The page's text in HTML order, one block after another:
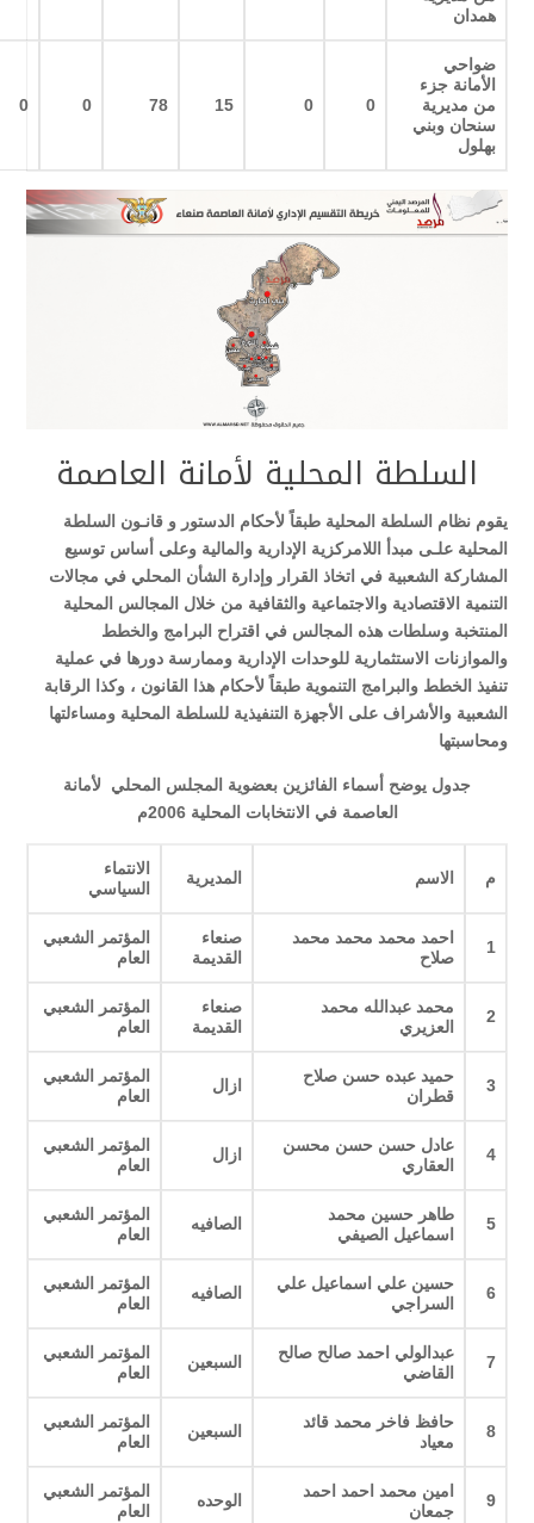
همدان
ضواحي
الأمانة جزء
من مديرية
سنحان وبني
بهلول
0
0
15
78
0
0
السلطة المحلية لأمانة العاصمة
يقوم نظام السلطة المحلية طبقاً لأحكام الدستور و قانـون السلطة
المحلية علـى مبدأ اللامركزية الإدارية والمالية وعلى أساس توسيع
المشاركة الشعبية في اتخاذ القرار وإدارة الشأن المحلي في مجالات
التنمية الاقتصادية والاجتماعية والثقافية من خلال المجالس المحلية
المنتخبة وسلطات هذه المجالس في اقتراح البرامج والخطط
والموازنات الاستثمارية للوحدات الإدارية وممارسة دورها في عملية
تنفيذ الخطط والبرامج التنموية طبقاً لأحكام هذا القانون ، وكذا الرقابة
الشعبية والأشراف على الأجهزة التنفيذية للسلطة المحلية ومساءلتها
ومحاسبتها
جدول يوضح أسماء الفائزين بعضوية المجلس المحلي لأمانة
العاصمة في الانتخابات المحلية 2006م
م الاسم المديرية
الانتماء
السياسي
1
احمد محمد محمد محمد
صلاح
صنعاء
القديمة
المؤتمر الشعبي
العام
2
محمد عبدالله محمد
العزيري
صنعاء
القديمة
المؤتمر الشعبي
العام
3
حميد عبده حسن صلاح
قطران
ازال
المؤتمر الشعبي
العام
4
عادل حسن حسن محسن
العقاري
ازال
المؤتمر الشعبي
العام
5
طاهر حسين محمد
اسماعيل الصيفي
الصافيه
المؤتمر الشعبي
العام
6
حسين علي اسماعيل علي
السراجي
الصافيه
المؤتمر الشعبي
العام
7
عبدالولي احمد صالح صالح
القاضي
السبعين
المؤتمر الشعبي
العام
8
حافظ فاخر محمد قائد
معياد
السبعين
المؤتمر الشعبي
العام
9
امين محمد احمد احمد
جمعان
الوحده
المؤتمر الشعبي
العام